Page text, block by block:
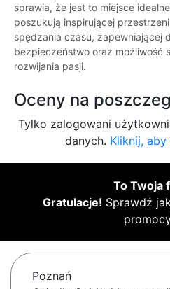
sprawia, że jest to miejsce
poszukują inspirującej
spędzania czasu, zapewniającej
bezpieczeństwo oraz możliwość
rozwijania pasji.
Oceny na
Tylko zalogowani
danych. Kliknij,
To Twoja
Gratulacje! Sprawdź
Poznań